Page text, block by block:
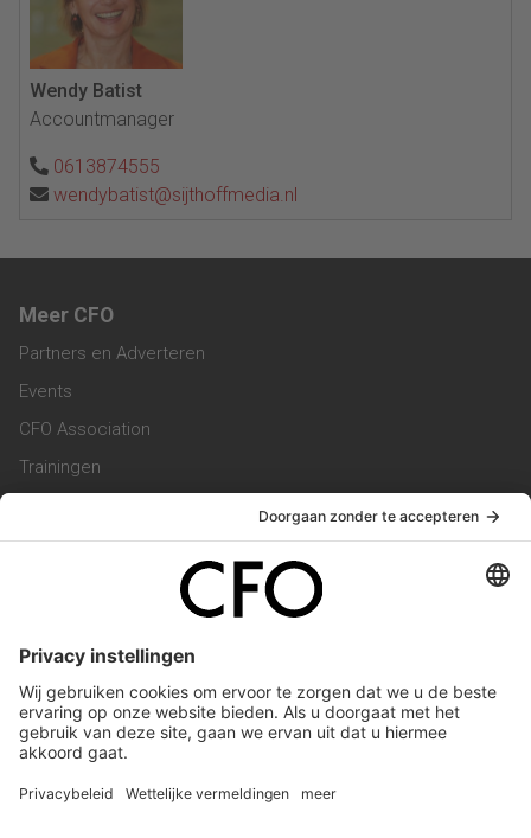
Wendy Batist
Accountmanager
0613874555
wendybatist@sijthoffmedia.nl
Meer CFO
Partners en Adverteren
Events
CFO Association
Trainingen
Vacatures
Service & Contact
Werken bij ons
Privacy Statement
Algemene Voorwaarden